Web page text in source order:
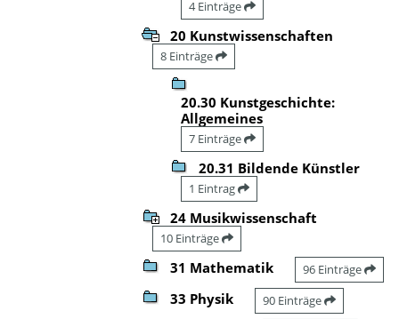
4 Einträge
20 Kunstwissenschaften
8 Einträge
20.30 Kunstgeschichte:
Allgemeines
7 Einträge
20.31 Bildende Künstler
1 Eintrag
24 Musikwissenschaft
10 Einträge
31 Mathematik 96 Einträge
33 Physik 90 Einträge